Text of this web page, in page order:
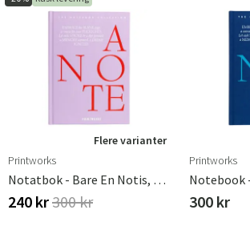
Flere varianter
Printworks
Notatbok - Bare En Notis, Lila
240 kr300 kr
Printworks
300 kr